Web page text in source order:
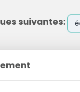
suivantes: